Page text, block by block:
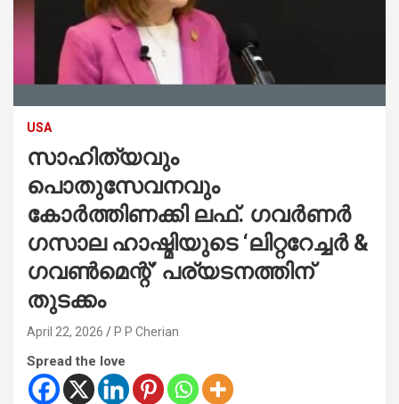
USA
സാഹിത്യവും
പൊതുസേവനവും
കോർത്തിണക്കി ലഫ്. ഗവർണർ
ഗസാല ഹാഷ്മിയുടെ ‘ലിറ്ററേച്ചർ &
ഗവൺമെന്റ്’ പര്യടനത്തിന്
തുടക്കം
April 22, 2026 P P Cherian
Spread the love